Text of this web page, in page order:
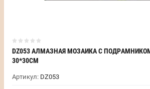
DZ053 АЛМАЗНАЯ МОЗАИКА С
30*30СМ
Артикул: DZ053